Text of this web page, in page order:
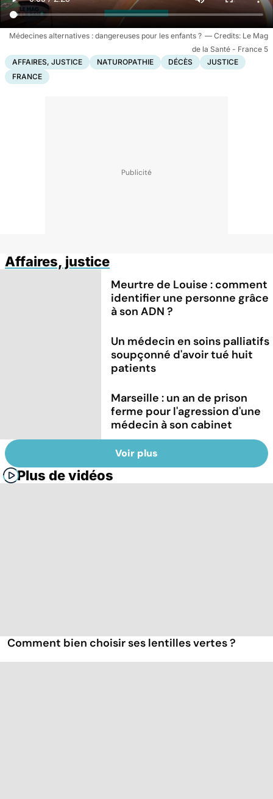
Médecines alternatives : dangereuses pour les enfants ?
Le Mag
de la Santé - France 5
AFFAIRES, JUSTICE
NATUROPATHIE DÉCÈS
JUSTICE
FRANCE
Affaires, justice
Meurtre de Louise : comment
identifier une personne grâce
à son ADN ?
Un médecin en soins palliatifs
soupçonné d'avoir tué huit
patients
Marseille : un an de prison
ferme pour l'agression d'une
médecin à son cabinet
Voir plus
Plus de vidéos
Comment bien choisir ses lentilles vertes ?